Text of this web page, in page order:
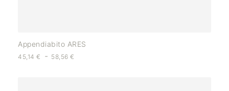
Appendiabito ARES
45,14 € - 58,56€